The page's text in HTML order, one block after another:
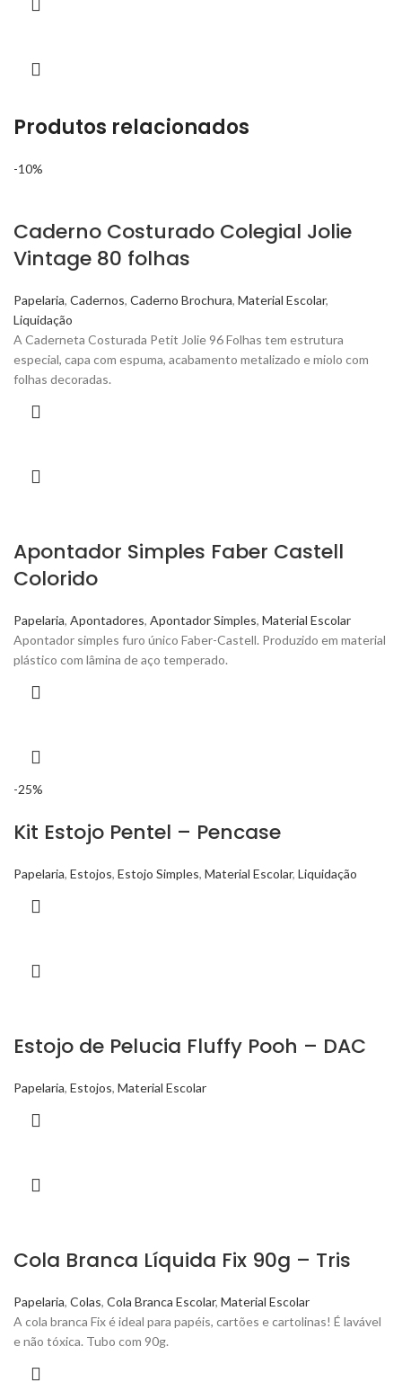
Produtos relacionados
-10%
Caderno Costurado Colegial Jolie
Vintage 80 folhas
Papelaria, Cadernos, Caderno Brochura, Material Escolar,
Liquidação
A Caderneta Costurada Petit Jolie 96 Folhas tem estrutura
especial, capa com espuma, acabamento metalizado e miolo com
folhas decoradas.
Apontador Simples Faber Castell
Colorido
Papelaria, Apontadores, Apontador Simples, Material Escolar
Apontador simples furo único Faber-Castell. Produzido em material
plástico com lâmina de aço temperado.
-25%
Kit Estojo Pentel – Pencase
Papelaria, Estojos, Estojo Simples, Material Escolar, Liquidação
Estojo de Pelucia Fluffy Pooh – DAC
Papelaria, Estojos, Material Escolar
Cola Branca Líquida Fix 90g – Tris
Papelaria, Colas, Cola Branca Escolar, Material Escolar
A cola branca Fix é ideal para papéis, cartões e cartolinas! É lavável
e não tóxica. Tubo com 90g.